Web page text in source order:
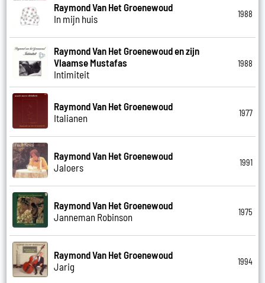
Raymond Van Het Groenewoud
In mijn huis
1988
Raymond Van Het Groenewoud en zijn
Vlaamse Mustafas
Intimiteit
1988
Raymond Van Het Groenewoud
Italianen
1977
Raymond Van Het Groenewoud
Jaloers
1991
Raymond Van Het Groenewoud
Janneman Robinson
1975
Raymond Van Het Groenewoud
Jarig
1994